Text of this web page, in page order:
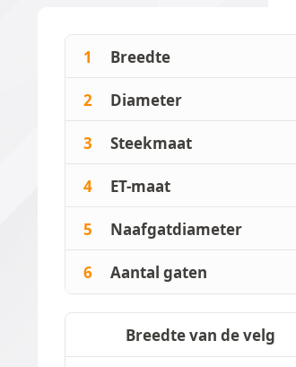
1 Breedte
2 Diameter
3 Steekmaat
4 ET-maat
5 Naafgatdiameter
6 Aantal gaten
Breedte van de velg